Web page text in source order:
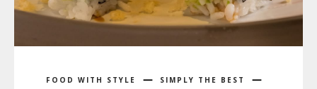
FOOD WITH STYLE SIMPLY THE BEST